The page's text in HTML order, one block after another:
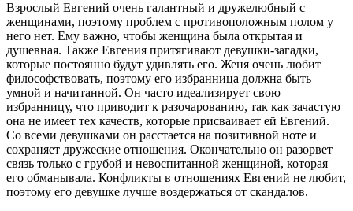
Взрослый Евгений очень галантный и дружелюбный с
женщинами, поэтому проблем с противоположным полом у
него нет. Ему важно, чтобы женщина была открытая и
душевная. Также Евгения притягивают девушки-загадки,
которые постоянно будут удивлять его. Женя очень любит
философствовать, поэтому его избранница должна быть
умной и начитанной. Он часто идеализирует свою
избранницу, что приводит к разочарованию, так как зачастую
она не имеет тех качеств, которые присваивает ей Евгений.
Со всеми девушками он расстается на позитивной ноте и
сохраняет дружеские отношения. Окончательно он разорвет
связь только с грубой и невоспитанной женщиной, которая
его обманывала. Конфликты в отношениях Евгений не любит,
поэтому его девушке лучше воздержаться от скандалов.